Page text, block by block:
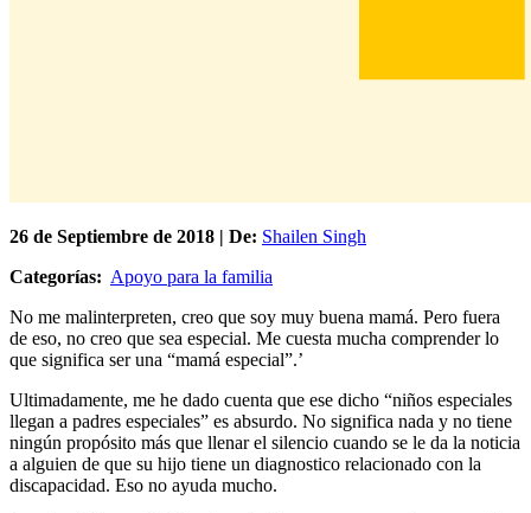
26 de Septiembre de 2018 | De: Shailen Singh
Categorías: Apoyo para la familia
No me malinterpreten, creo que soy muy buena mamá. Pero fuera
de eso, no creo que sea especial. Me cuesta mucha comprender lo
que significa ser una “mamá especial”.’
Ultimadamente, me he dado cuenta que ese dicho “niños especiales
llegan a padres especiales” es absurdo. No significa nada y no tiene
ningún propósito más que llenar el silencio cuando se le da la noticia
a alguien de que su hijo tiene un diagnostico relacionado con la
discapacidad. Eso no ayuda mucho.